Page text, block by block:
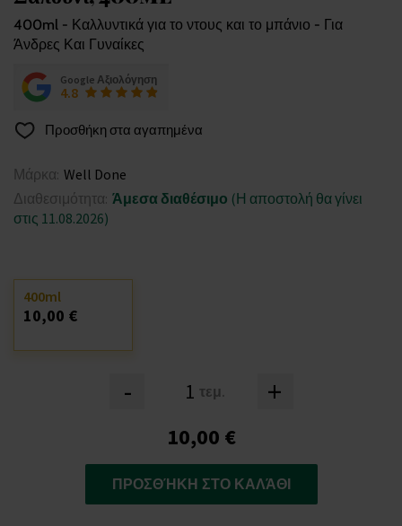
400ml - Καλλυντικά για το ντους και το μπάνιο - Για
Άνδρες Και Γυναίκες
Google Αξιολόγηση
4.8
Προσθήκη στα αγαπημένα
Μάρκα: Well Done
Διαθεσιμότητα: Άμεσα διαθέσιμο (Η αποστολή θα γίνει
στις 11.08.2026)
- τεμ. +
400ml
10,00 €
10,00 €
ΠΡΟΣΘΉΚΗ ΣΤΟ ΚΑΛΆΘΙ